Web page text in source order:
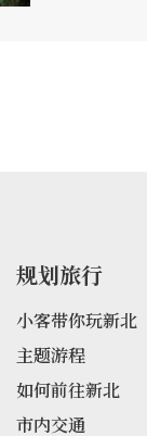
规划旅行
小客带你玩新北
主题游程
如何前往新北
市内交通